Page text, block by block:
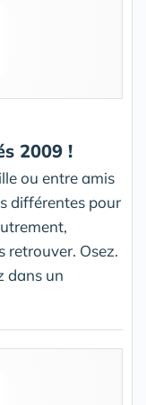
2009 !
ou entre amis
différentes pour
retrouver. Osez.
dans un